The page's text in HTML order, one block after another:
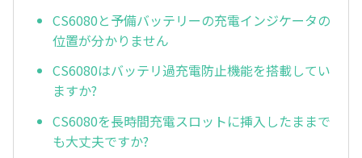
CS6080と予備バッテリーの充電インジケータの
位置が分かりません
CS6080はバッテリ過充電防止機能を搭載してい
ますか?
CS6080を長時間充電スロットに挿入したままで
も大丈夫ですか?